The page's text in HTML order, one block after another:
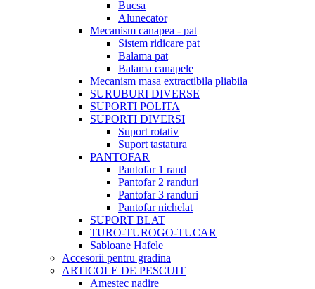
Bucsa
Alunecator
Mecanism canapea - pat
Sistem ridicare pat
Balama pat
Balama canapele
Mecanism masa extractibila pliabila
SURUBURI DIVERSE
SUPORTI POLITA
SUPORTI DIVERSI
Suport rotativ
Suport tastatura
PANTOFAR
Pantofar 1 rand
Pantofar 2 randuri
Pantofar 3 randuri
Pantofar nichelat
SUPORT BLAT
TURO-TUROGO-TUCAR
Sabloane Hafele
Accesorii pentru gradina
ARTICOLE DE PESCUIT
Amestec nadire